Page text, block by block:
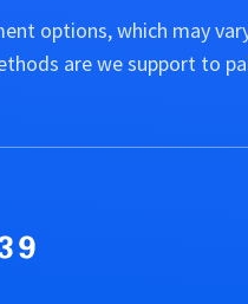
options, which may
are we support to